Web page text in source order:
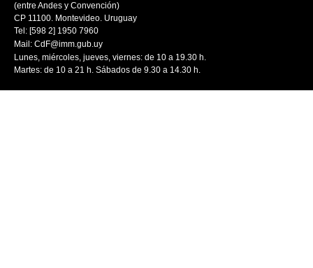
(entre Andes y Convención)
CP 11100. Montevideo. Uruguay
Tel: [598 2] 1950 7960
Mail: CdF@imm.gub.uy
Lunes, miércoles, jueves, viernes: de 10 a 19.30 h.
Martes: de 10 a 21 h. Sábados de 9.30 a 14.30 h.